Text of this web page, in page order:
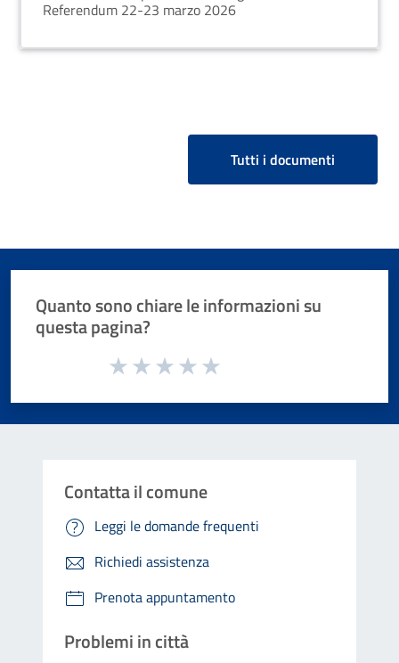
Referendum 22-23 marzo 2026
Tutti i documenti
Quanto sono chiare le informazioni su
questa pagina?
Valuta da 1 a 5 stelle la pagina
Contatta il comune
Leggi le domande frequenti
Richiedi assistenza
Prenota appuntamento
Problemi in città